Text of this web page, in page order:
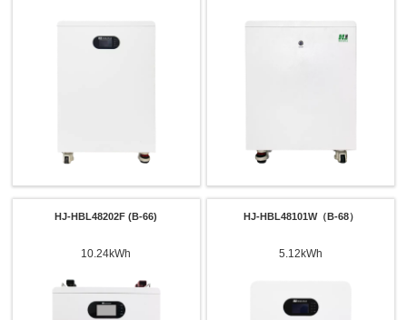
HJ-HBL48202F (B-66)
10.24kWh
HJ-HBL48101W（B-68）
5.12kWh
Proszę wybrać typ produktu